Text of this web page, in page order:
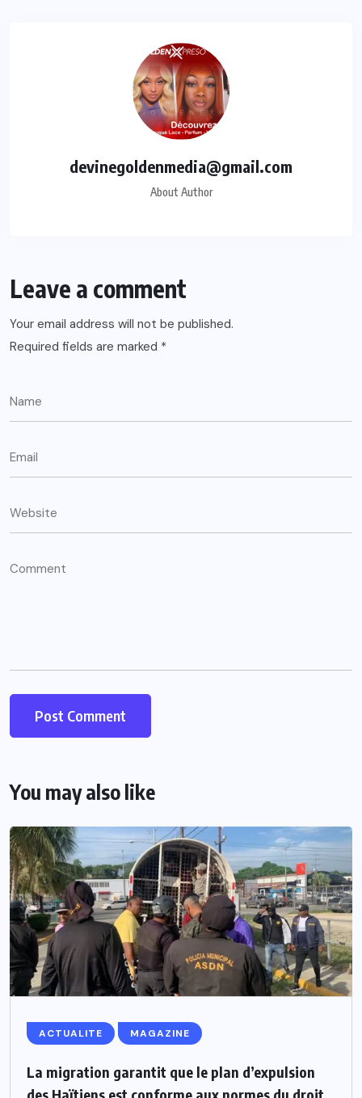
devinegoldenmedia@gmail.com
About Author
Leave a comment
Your email address will not be published.
Required fields are marked *
You may also like
ACTUALITE MAGAZINE
La migration garantit que le plan d’expulsion